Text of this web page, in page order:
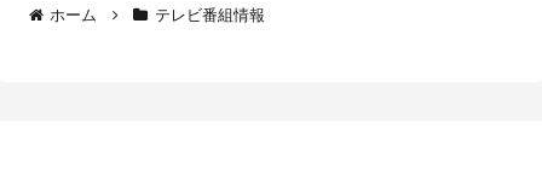
ホーム テレビ番組情報